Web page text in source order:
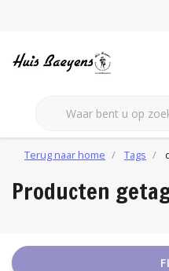
Terug naar home Tags
Producten